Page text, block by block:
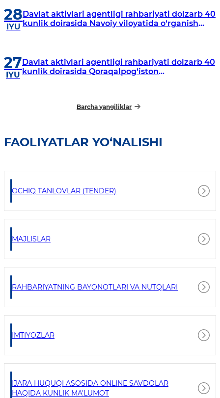
28
IYU
Davlat aktivlari agentligi rahbariyati dolzarb 40
kunlik doirasida Navoiy viloyatida o‘rganish
27
IYU
Davlat aktivlari agentligi rahbariyati dolzarb 40
kunlik doirasida Qoraqalpog‘iston
Barcha yangiliklar
FAOLIYATLAR YO‘NALISHI
OCHIQ TANLOVLAR (TENDER)
MAJLISLAR
RAHBARIYATNING BAYONOTLARI VA NUTQLARI
IMTIYOZLAR
IJARA HUQUQI ASOSIDA ONLINE SAVDOLAR
HAQIDA KUNLIK MA'LUMOT